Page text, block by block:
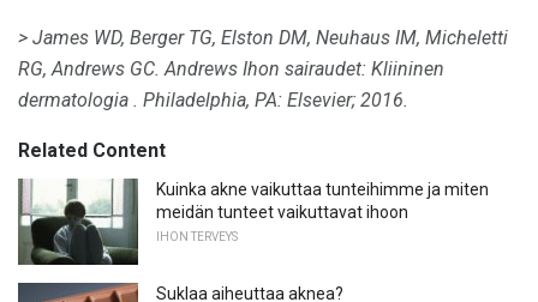
> James WD, Berger TG, Elston DM, Neuhaus IM, Micheletti
RG, Andrews GC. Andrews Ihon sairaudet: Kliininen
dermatologia . Philadelphia, PA: Elsevier; 2016.
Related Content
Kuinka akne vaikuttaa tunteihimme ja miten
meidän tunteet vaikuttavat ihoon
IHON TERVEYS
Suklaa aiheuttaa aknea?